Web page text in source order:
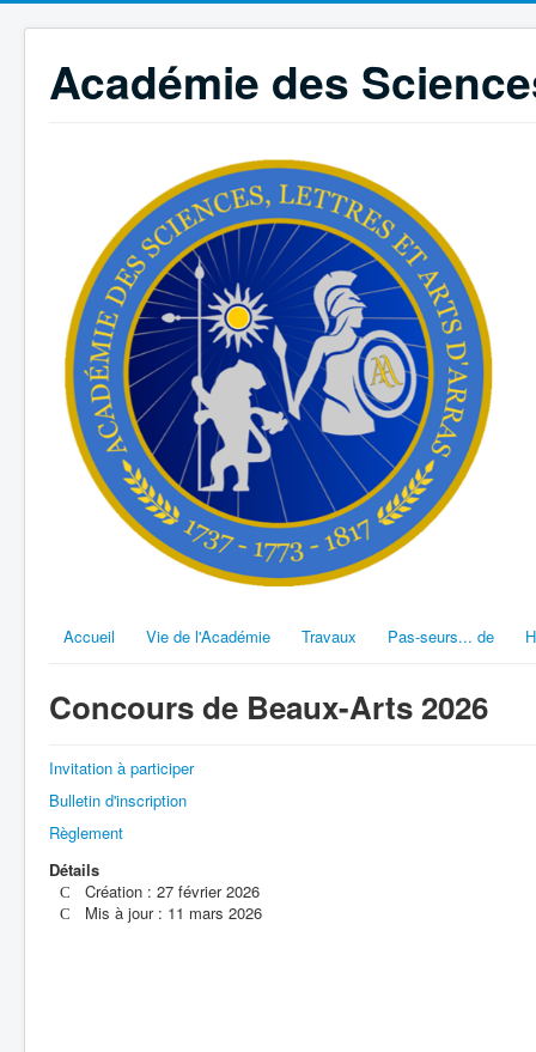
Académie des
Accueil Vie de l'Académie Travaux Pas-seurs... de
Concours de Beaux-Arts 2026
Invitation à participer
Bulletin d'inscription
Règlement
Détails
Création : 27 février 2026
Mis à jour : 11 mars 2026